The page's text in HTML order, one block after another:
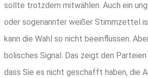
soll­te trotz­dem mit­wäh­len. Auch ein
oder soge­nann­ter wei­ßer Stimm­zet­tel
kann die Wahl so nicht beein­flus­sen.
bo­li­sches Signal. Das zeigt den Par­tei­en
dass Sie es nicht geschafft haben, die